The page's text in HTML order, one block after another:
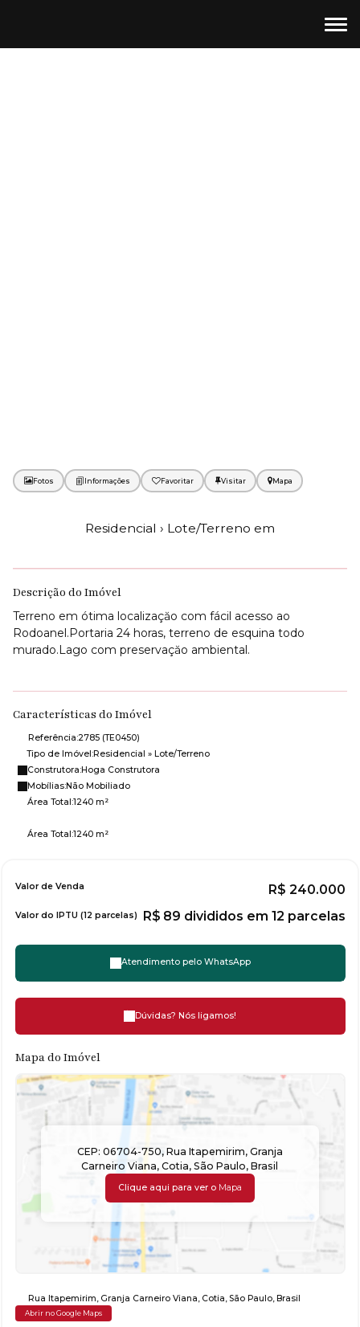
Fotos Favoritar Mapa
Residencial › Lote/Terreno em
Descrição do Imóvel
Terreno em ótima localizaçăo com fácil acesso ao
Rodoanel.Portaria 24 horas, terreno de esquina todo
murado.Lago com preservaçăo ambiental.
Características do Imóvel
Referência:2785 (TE0450)
Tipo de Imóvel:Residencial » Lote/Terreno
Construtora:Hoga Construtora
Mobílias:Não Mobiliado
Área Total:1240 m²
Área Total:1240 m²
R$ 240.000
Valor de Venda
Valor do IPTU (12 parcelas) R$ 89 divididos em 12 parcelas
Atendimento pelo WhatsApp
Dúvidas? Nós ligamos!
Mapa do Imóvel
CEP: 06704-750, Rua Itapemirim, Granja
Carneiro Viana,Cotia,São Paulo,Brasil
Clique aqui para ver o Mapa
Rua Itapemirim Granja Carneiro Viana Cotia São Paulo, Brasil
Abrir no Google Maps